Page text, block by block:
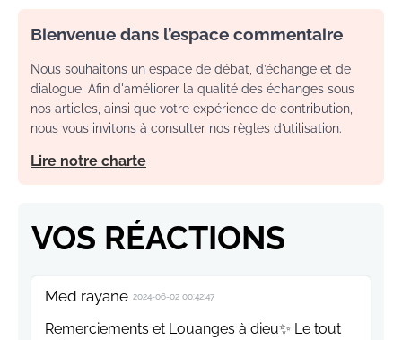
Bienvenue dans l’espace commentaire
Nous souhaitons un espace de débat, d’échange et de
dialogue. Afin d'améliorer la qualité des échanges sous
nos articles, ainsi que votre expérience de contribution,
nous vous invitons à consulter nos règles d’utilisation.
Lire notre charte
VOS RÉACTIONS
Med rayane 2024-06-02 00:42:47
Remerciements et Louanges à dieu✨️ Le tout